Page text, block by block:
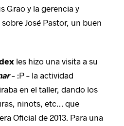
Grao y la gerencia y
José Pastor, un buen
les hizo una visita a su
– :P – la actividad
en el taller, dando los
ninots, etc… que
Oficial de 2013. Para una